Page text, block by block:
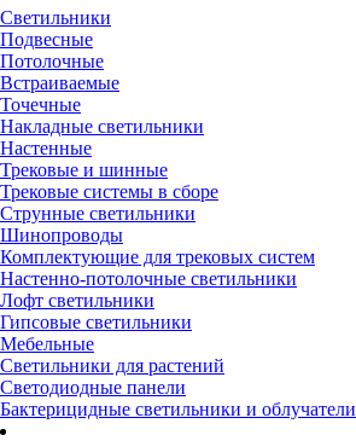
Светильники
Подвесные
Потолочные
Встраиваемые
Точечные
Накладные светильники
Настенные
Трековые и шинные
Трековые системы в сборе
Струнные светильники
Шинопроводы
Комплектующие для трековых систем
Настенно-потолочные светильники
Лофт светильники
Гипсовые светильники
Мебельные
Светильники для растений
Светодиодные панели
Бактерицидные светильники и облучатели